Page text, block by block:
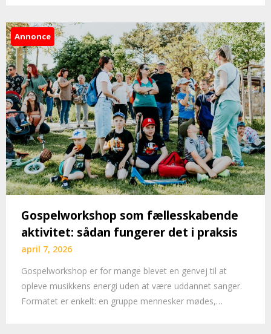
Annonce
Gospelworkshop som fællesskabende
aktivitet: sådan fungerer det i praksis
april 7, 2026
Gospelworkshop er for mange blevet en genvej til at
opleve musikkens energi uden at være uddannet sanger.
Formatet er enkelt: en gruppe mennesker mødes,…